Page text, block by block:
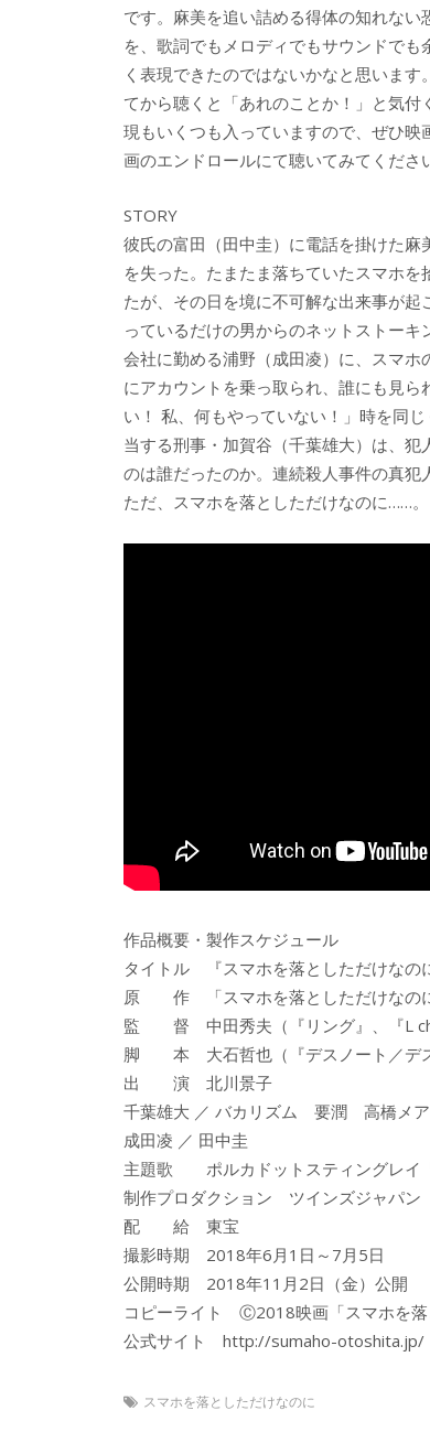
です。麻美を追い詰める得体の知れない
を、歌詞でもメロディでもサウンドでも
く表現できたのではないかなと思います
てから聴くと「あれのことか！」と気付
現もいくつも入っていますので、ぜひ映
画のエンドロールにて聴いてみてくださ
STORY
彼氏の富田（田中圭）に電話を掛けた
を失った。たまたま落ちていたスマホ
たが、その日を境に不可解な出来事が
っているだけの男からのネットストー
会社に勤める浦野（成田凌）に、スマ
にアカウントを乗っ取られ、誰にも見
い！ 私、何もやっていない！」時を同
当する刑事・加賀谷（千葉雄大）は、
のは誰だったのか。連続殺人事件の真犯
ただ、スマホを落としただけなのに……。
作品概要・製作スケジュール
タイトル 『スマホを落としただけなの
原 作 「スマホを落としただけなのに
監 督 中田秀夫（『リング』、『L
脚 本 大石哲也（『デスノート／デス
出 演 北川景子
千葉雄大 ／ バカリズム 要潤 高橋メ
成田凌 ／ 田中圭
主題歌 ポルカドットスティングレイ「
制作プロダクション ツインズジャパン
配 給 東宝
撮影時期 2018年6月1日～7月5日
公開時期 2018年11月2日（金）公開
コピーライト Ⓒ2018映画「スマホを落
公式サイト http://sumaho-otoshita.jp/
スマホを落としただけなのに